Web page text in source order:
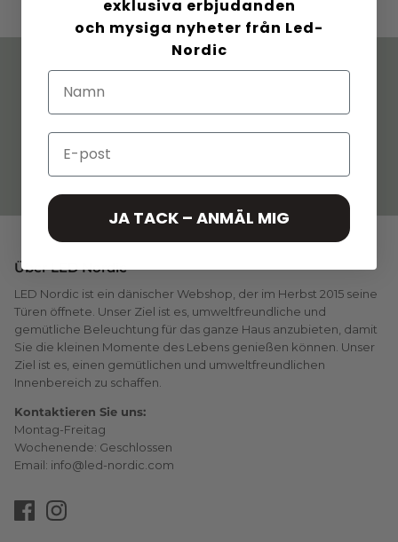
Dänisches Design. Mit
Feste Preise. Keine
Mehr Wert in
Über LED Nordic
LED Nordic ist ein dänischer Webshop, der im Herbst 2015 seine
Türen öffnete. Unser Ziel ist es, umweltfreundliche und
gemütliche Beleuchtung für das ganze Haus anzubieten, damit
Sie die kleinen Momente des Lebens genießen können. Unser
Ziel ist es, einen gemütlichen und umweltfreundlichen
Innenbereich zu schaffen.
Kontaktieren Sie uns:
Montag-Freitag
Wochenende: Geschlossen
Email: info@led-nordic.com
exklusiva erbjudanden
och mysiga nyheter från Led-
Nordic
Email
JA TACK – ANMÄL MIG